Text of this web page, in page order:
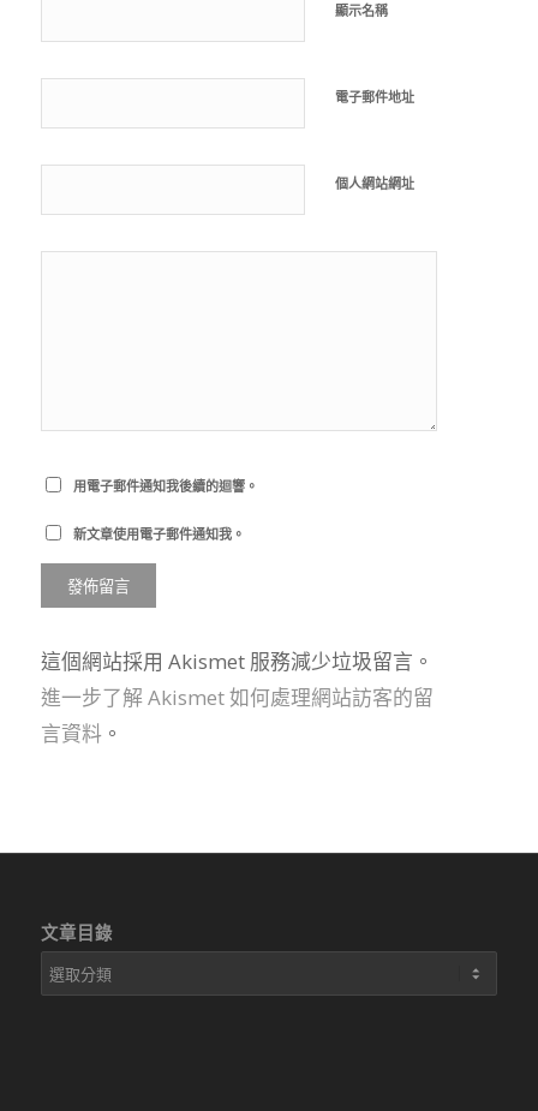
顯示名稱
電子郵件地址
個人網站網址
用電子郵件通知我後續的迴響。
新文章使用電子郵件通知我。
這個網站採用 Akismet 服務減少垃圾留言。
進一步了解 Akismet 如何處理網站訪客的留
言資料。
文章目錄
文
章